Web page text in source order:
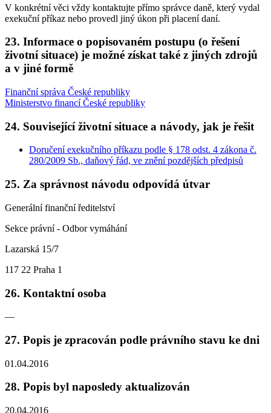
V konkrétní věci vždy kontaktujte přímo správce daně, který vydal
exekuční příkaz nebo provedl jiný úkon při placení daní.
23. Informace o popisovaném postupu (o řešení
životní situace) je možné získat také z jiných zdrojů
a v jiné formě
Finanční správa České republiky
Ministerstvo financí České republiky
24. Související životní situace a návody, jak je řešit
Doručení exekučního příkazu podle § 178 odst. 4 zákona č.
280/2009 Sb., daňový řád, ve znění pozdějších předpisů
25. Za správnost návodu odpovídá útvar
Generální finanční ředitelství
Sekce právní - Odbor vymáhání
Lazarská 15/7
117 22 Praha 1
26. Kontaktní osoba
—
27. Popis je zpracován podle právního stavu ke dni
01.04.2016
28. Popis byl naposledy aktualizován
20.04.2016